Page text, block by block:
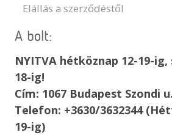
Elállás a szerződéstől
A bolt:
NYITVA hétköznap 12-19-
18-ig!
Cím: 1067 Budapest Szondi
Telefon: +3630/3632344
19-ig)